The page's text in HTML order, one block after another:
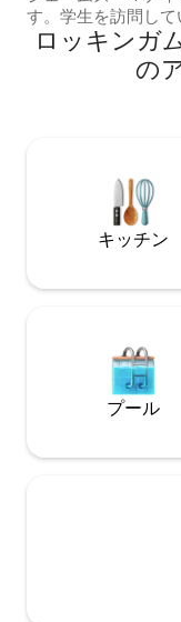
す。学生を訪問し
ックスしましょう
ツ・ウォーターパ
キング、スキー、
トを備えた屋外ス
い。近くには動物
やることや見るこ
す。週末のスキー
ます！自転車に乗
ロッキンガ
の
キッチン
プール